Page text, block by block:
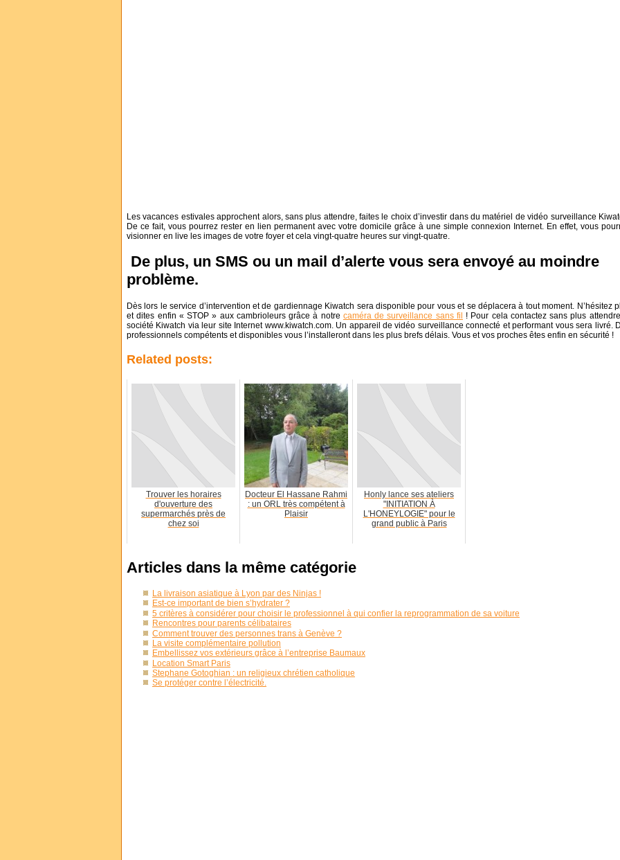
Les vacances estivales approchent alors, sans plus attendre, faites le choix d’investir dans du matériel de vidéo surveillance
De ce fait, vous pourrez rester en lien permanent avec votre domicile grâce à une simple connexion Internet. En effet, vous
visionner en live les images de votre foyer et cela vingt-quatre heures sur vingt-quatre.
De plus, un SMS ou un mail d’alerte vous sera envoyé au moindre
problème.
Dès lors le service d’intervention et de gardiennage Kiwatch sera disponible pour vous et se déplacera à tout moment. N’hésitez
et dites enfin « STOP » aux cambrioleurs grâce à notre caméra de surveillance sans fil ! Pour cela contactez sans plus
société Kiwatch via leur site Internet www.kiwatch.com. Un appareil de vidéo surveillance connecté et performant vous sera livré.
professionnels compétents et disponibles vous l’installeront dans les plus brefs délais. Vous et vos proches êtes enfin en sécurité !
Related posts:
Trouver les horaires
d'ouverture des
supermarchés près de
chez soi
Docteur El Hassane Rahmi
: un ORL très compétent à
Plaisir
Honly lance ses ateliers
"INITIATION À
L'HONEYLOGIE" pour le
grand public à Paris
Articles dans la même catégorie
La livraison asiatique à Lyon par des Ninjas !
Est-ce important de bien s’hydrater ?
5 critères à considérer pour choisir le professionnel à qui confier la reprogrammation de sa voiture
Rencontres pour parents célibataires
Comment trouver des personnes trans à Genève ?
La visite complémentaire pollution
Embellissez vos extérieurs grâce à l’entreprise Baumaux
Location Smart Paris
Stephane Gotoghian : un religieux chrétien catholique
Se protéger contre l’électricité.